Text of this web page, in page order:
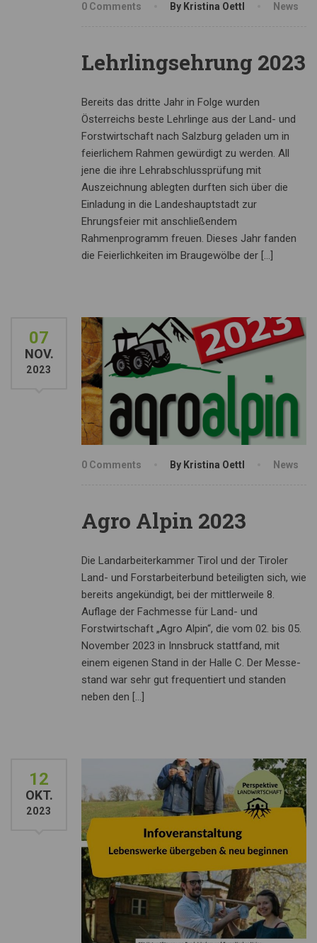
0 Comments By Kristina Oettl News
Lehrlingsehrung 2023
Bereits das dritte Jahr in Folge wurden
Österreichs beste Lehrlinge aus der Land- und
Forstwirtschaft nach Salzburg geladen um in
feierlichem Rahmen gewürdigt zu werden. All
jene die ihre Lehrabschlussprüfung mit
Auszeichnung ablegten durften sich über die
Einladung in die Landeshauptstadt zur
Ehrungsfeier mit anschließendem
Rahmenprogramm freuen. Dieses Jahr fanden
die Feierlichkeiten im Braugewölbe der […]
07
NOV.
2023
0 Comments By Kristina Oettl News
Agro Alpin 2023
Die Landarbeiterkammer Tirol und der Tiroler
Land- und Forstarbeiterbund beteiligten sich, wie
bereits angekündigt, bei der mittlerweile 8.
Auflage der Fachmesse für Land- und
Forstwirtschaft „Agro Alpin“, die vom 02. bis 05.
November 2023 in Inns­bruck stattfand, mit
einem eigenen Stand in der Hal­le C. Der Messe­
stand war sehr gut frequentiert und standen
neben den […]
12
OKT.
2023